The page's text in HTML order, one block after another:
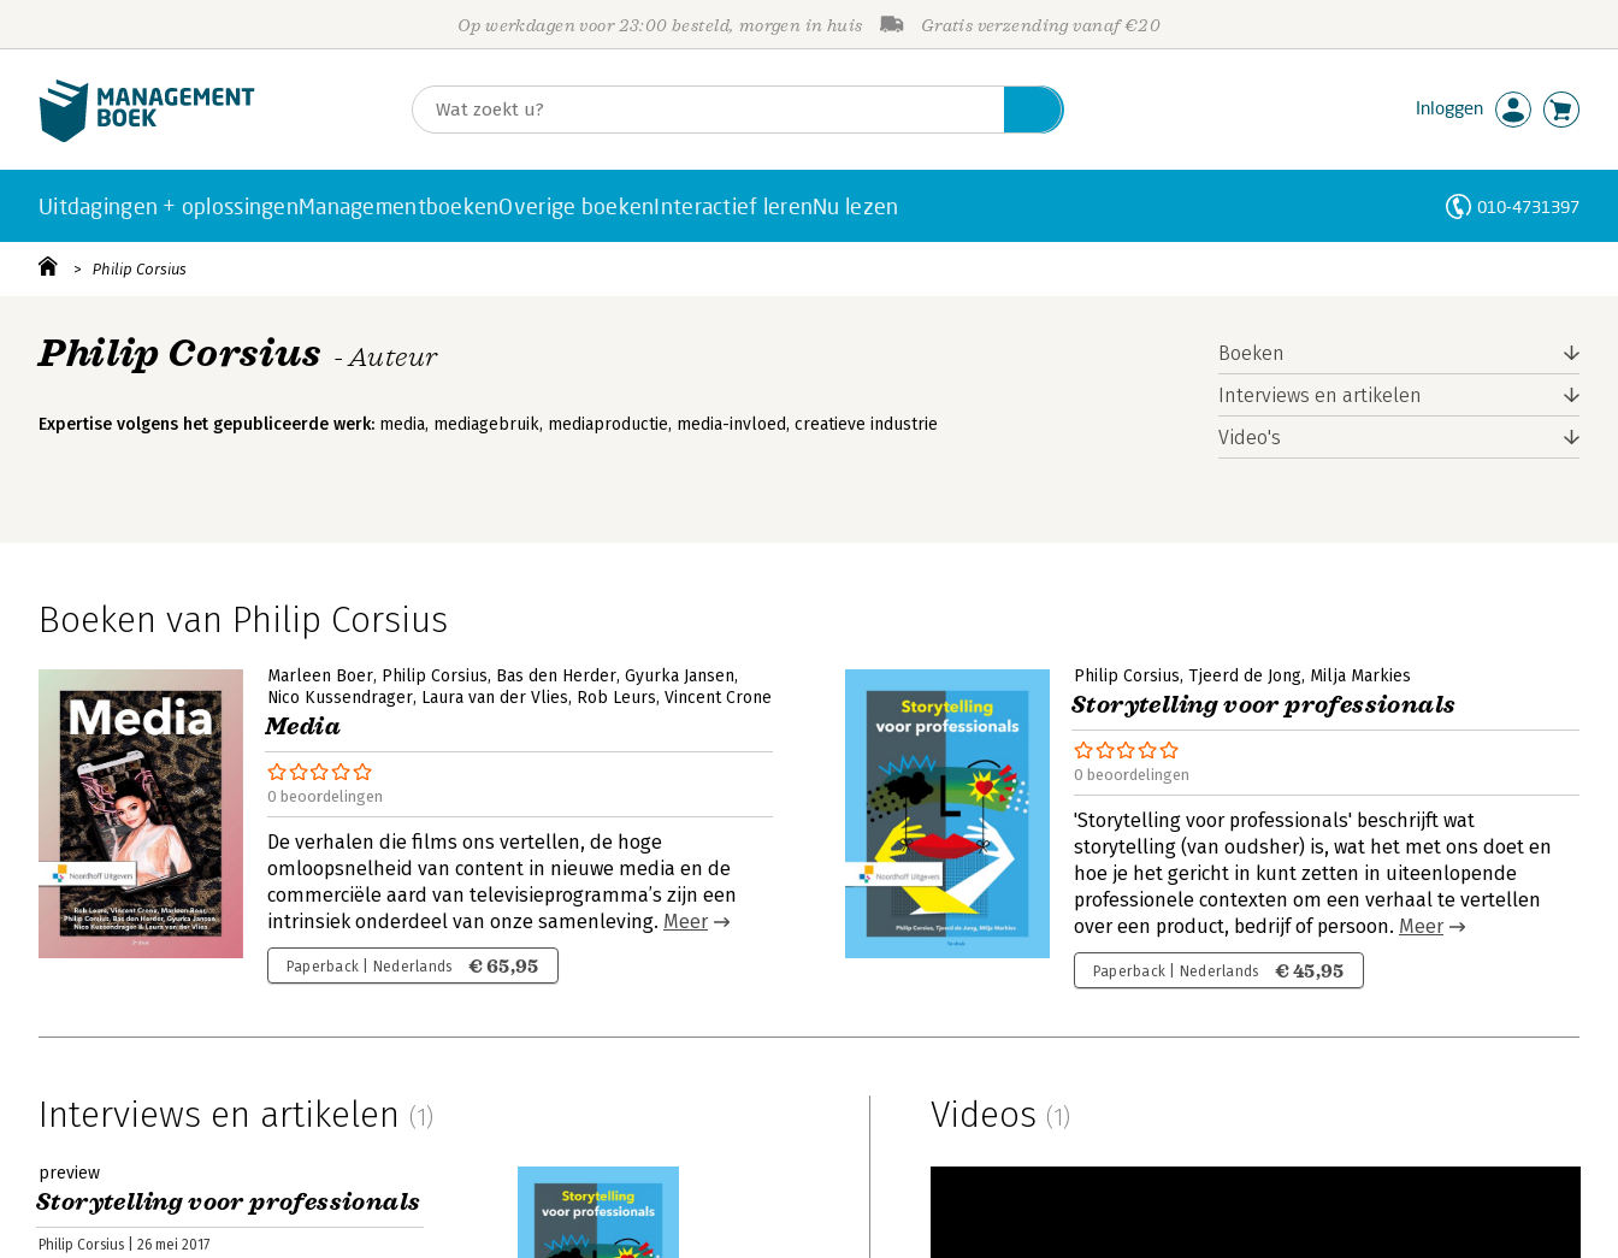
Op werkdagen voor 23:00 besteld, morgen in huis Gratis verzending vanaf €20
Inloggen
Uitdagingen + oplossingenManagementboekenOverige boekenInteractief lerenNu lezen 010-4731397
Philip Corsius
Philip Corsius - Auteur
Expertise volgens het gepubliceerde werk: media, mediagebruik, mediaproductie, media-invloed, creatieve industrie
Boeken
Interviews en artikelen
Video's
Boeken van Philip Corsius
Marleen Boer Philip Corsius Bas den Herder Gyurka Jansen
Nico Kussendrager Laura van der Vlies Rob Leurs Vincent Crone
Media
0 beoordelingen
De verhalen die films ons vertellen, de hoge
omloopsnelheid van content in nieuwe media en de
commerciële aard van televisieprogramma’s zijn een
intrinsiek onderdeel van onze samenleving. Meer
Paperback | Nederlands € 65,95
Philip Corsius Tjeerd de Jong Milja Markies
Storytelling voor professionals
0 beoordelingen
'Storytelling voor professionals' beschrijft wat
storytelling (van oudsher) is, wat het met ons doet en
hoe je het gericht in kunt zetten in uiteenlopende
professionele contexten om een verhaal te vertellen
over een product, bedrijf of persoon. Meer
Paperback | Nederlands € 45,95
Interviews en artikelen (1)
preview
Storytelling voor professionals
Philip Corsius | 26 mei 2017
Videos (1)
Personen